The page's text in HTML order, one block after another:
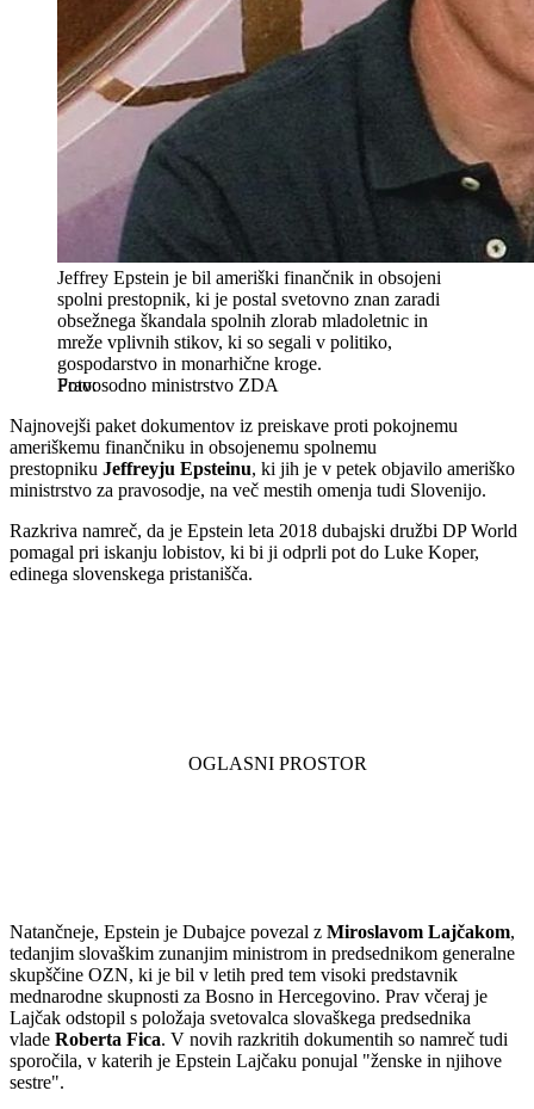
Jeffrey Epstein je bil ameriški finančnik in obsojeni
spolni prestopnik, ki je postal svetovno znan zaradi
obsežnega škandala spolnih zlorab mladoletnic in
mreže vplivnih stikov, ki so segali v politiko,
gospodarstvo in monarhične kroge.
Pravosodno ministrstvo ZDA
Najnovejši paket dokumentov iz preiskave proti pokojnemu
ameriškemu finančniku in obsojenemu spolnemu
prestopniku Jeffreyju Epsteinu, ki jih je v petek objavilo ameriško
ministrstvo za pravosodje, na več mestih omenja tudi Slovenijo.
Razkriva namreč, da je Epstein leta 2018 dubajski družbi DP World
pomagal pri iskanju lobistov, ki bi ji odprli pot do Luke Koper,
edinega slovenskega pristanišča.
Natančneje, Epstein je Dubajce povezal z Miroslavom Lajčakom,
tedanjim slovaškim zunanjim ministrom in predsednikom generalne
skupščine OZN, ki je bil v letih pred tem visoki predstavnik
mednarodne skupnosti za Bosno in Hercegovino. Prav včeraj je
Lajčak odstopil s položaja svetovalca slovaškega predsednika
vlade Roberta Fica. V novih razkritih dokumentih so namreč tudi
sporočila, v katerih je Epstein Lajčaku ponujal "ženske in njihove
sestre".